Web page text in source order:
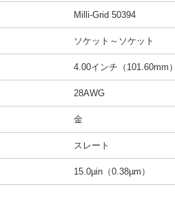
Milli-Grid 50394
ソケット～ソケット
4.00インチ（101.60mm）
28AWG
金
スレート
15.0µin（0.38µm）